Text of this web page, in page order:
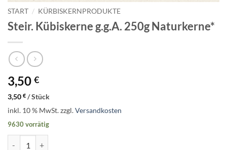
START / KÜRBISKERNPRODUKTE
Steir. Kübiskerne g.g.A. 250g Naturkerne*
3,50 €
3,50 € /Stück
inkl. 10 % MwSt.zzgl.Versandkosten
9630 vorrätig